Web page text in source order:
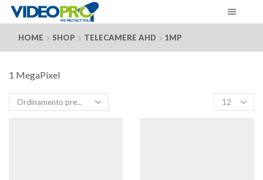
HOME SHOP TELECAMERE AHD 1MP
1 MegaPixel
Products
per